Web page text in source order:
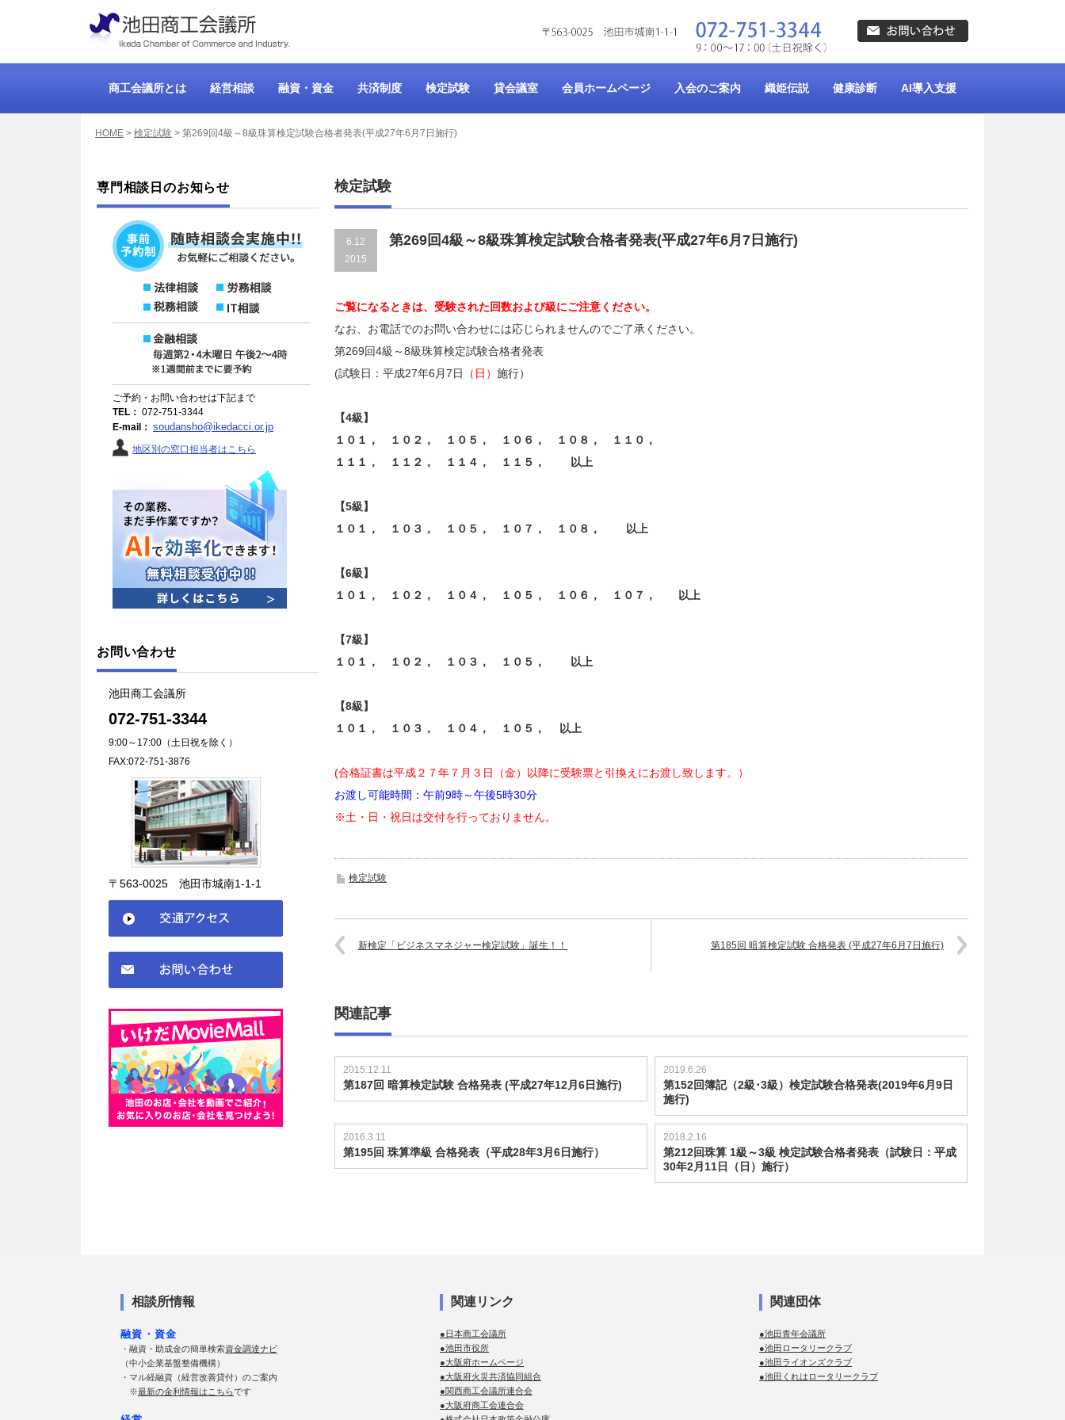
商工会議所とは 経営相談 融資・資金 共済制度 検定試験 貸会議室 会員ホームページ 入会のご案内 織姫伝説 健康診断 AI導入支援
HOME > 検定試験 > 第269回4級～8級珠算検定試験合格者発表(平成27年6月7日施行)
検定試験
6.12
2015
第269回4級～8級珠算検定試験合格者発表(平成27年6月7日施行)
ご覧になるときは、受験された回数および級にご注意ください。
なお、お電話でのお問い合わせには応じられませんのでご了承ください。
第269回4級～8級珠算検定試験合格者発表
(試験日：平成27年6月7日
（日） 施行）
【4級】
１０１， １０２， １０５， １０６， １０８， １１０，
１１１， １１２， １１４， １１５， 以上
【5級】
１０１， １０３， １０５， １０７， １０８， 以上
【6級】
１０１， １０２， １０４， １０５， １０６， １０７， 以上
【7級】
１０１， １０２， １０３， １０５， 以上
【8級】
１０１， １０３， １０４， １０５， 以上
(合格証書は平成２７年７月３日（金）以降に受験票と引換えにお渡し致します。）
お渡し可能時間：午前9時～午後5時30分
※土・日・祝日は交付を行っておりません。
検定試験
新検定「ビジネスマネジャー検定試験」誕生！！ 第185回 暗算検定試験 合格発表 (平成27年6月7日施行)
関連記事
2015.12.11
第187回 暗算検定試験 合格発表 (平成27年12月6日施行)
2019.6.26
第152回簿記（2級･3級）検定試験合格発表(2019年6月9日
施行)
2016.3.11
第195回 珠算準級 合格発表（平成28年3月6日施行）
2018.2.16
第212回珠算 1級～3級 検定試験合格者発表（試験日：平成
30年2月11日（日）施行）
専門相談日のお知らせ
ご予約・お問い合わせは下記まで
TEL： 072-751-3344
E-mail： soudansho@ikedacci.or.jp
地区別の窓口担当者はこちら
お問い合わせ
池田商工会議所
072-751-3344
9:00～17:00（土日祝を除く）
FAX:072-751-3876
〒563-0025 池田市城南1-1-1
相談所情報
融資・資金
・融資・助成金の簡単検索資金調達ナビ
（中小企業基盤整備機構）
・マル経融資（経営改善貸付）のご案内
※最新の金利情報はこちらです
関連リンク
●日本商工会議所
●池田市役所
●大阪府ホームページ
●大阪府火災共済協同組合
●関西商工会議所連合会
●大阪府商工会連合会
関連団体
●池田青年会議所
●池田ロータリークラブ
●池田ライオンズクラブ
●池田くれはロータリークラブ